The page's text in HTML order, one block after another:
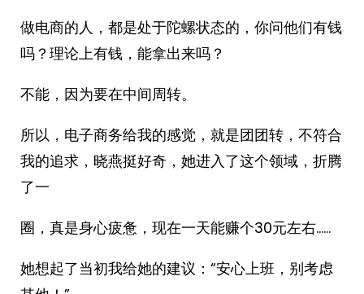
做电商的人，都是处于陀螺状态的，你问他们有钱
吗？理论上有钱，能拿出来吗？
不能，因为要在中间周转。
所以，电子商务给我的感觉，就是团团转，不符合
我的追求，晓燕挺好奇，她进入了这个领域，折腾
了一
圈，真是身心疲惫，现在一天能赚个30元左右……
她想起了当初我给她的建议：“安心上班，别考虑